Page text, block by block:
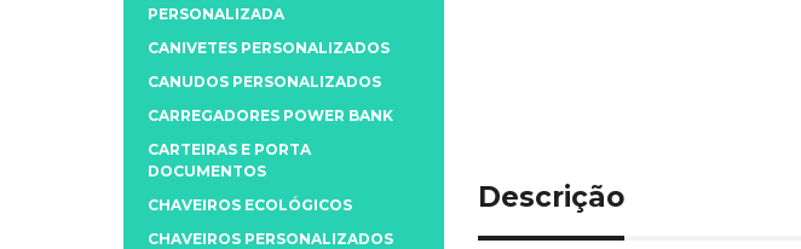
Descrição
PERSONALIZADA
CANIVETES PERSONALIZADOS
CANUDOS PERSONALIZADOS
CARREGADORES POWER BANK
CARTEIRAS E PORTA
DOCUMENTOS
CHAVEIROS ECOLÓGICOS
CHAVEIROS PERSONALIZADOS